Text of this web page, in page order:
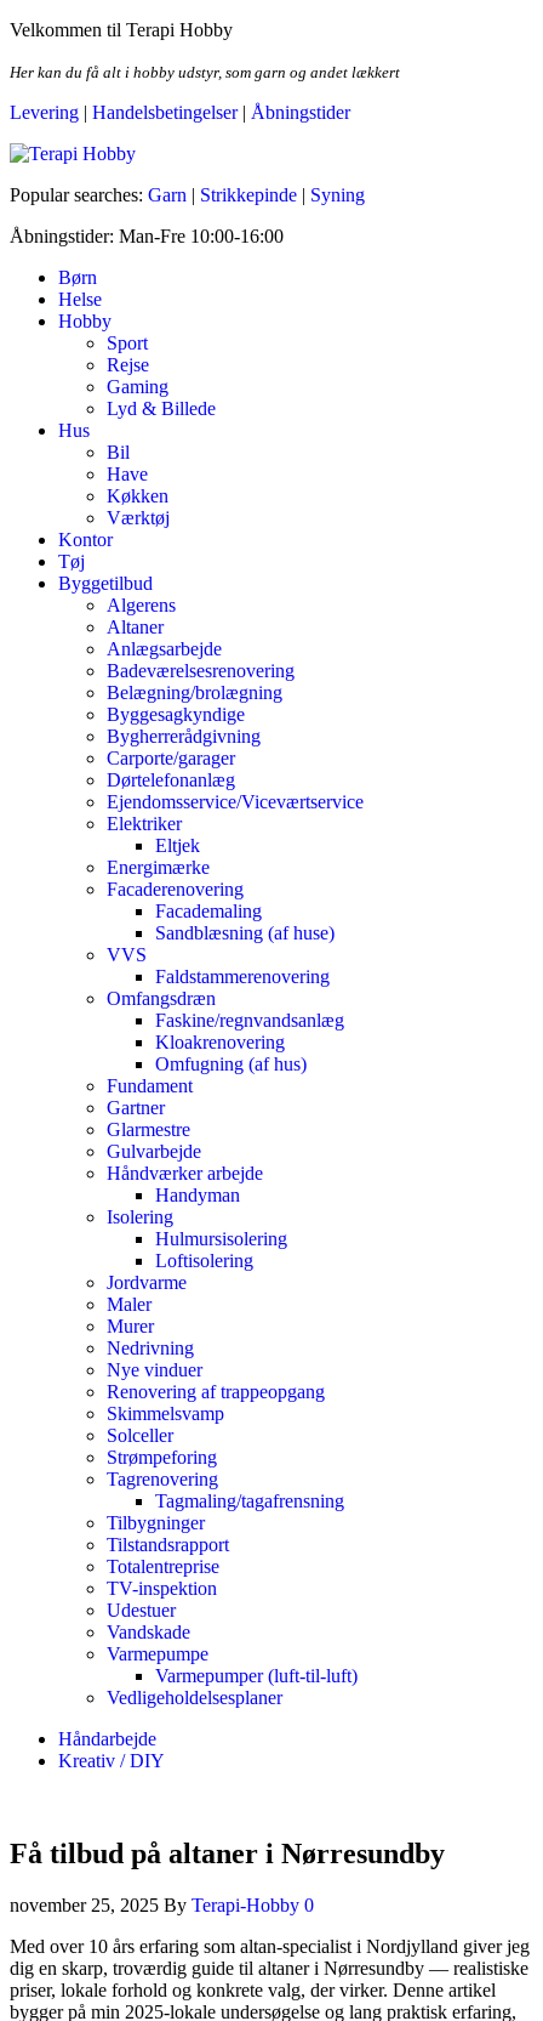
Skip
the
Velkommen til Terapi Hobby
Her kan du få alt i hobby udstyr, som garn og andet lækkert
Levering | Handelsbetingelser| Åbningstider
Terapi Hobby
Popular searches: Garn | Strikkepinde | Syning
Åbningstider: Man-Fre 10:00-16:00
Børn
Helse
Hobby
Sport
Rejse
Gaming
Lyd & Billede
Hus
Bil
Have
Køkken
Værktøj
Kontor
Tøj
Byggetilbud
Algerens
Altaner
Anlægsarbejde
Badeværelsesrenovering
Belægning/brolægning
Byggesagkyndige
Bygherrerådgivning
Carporte/garager
Dørtelefonanlæg
Ejendomsservice/Viceværtservice
Elektriker
Eltjek
Energimærke
Facaderenovering
Facademaling
Sandblæsning (af huse)
VVS
Faldstammerenovering
Omfangsdræn
Faskine/regnvandsanlæg
Kloakrenovering
Omfugning (af hus)
Fundament
Gartner
Glarmestre
Gulvarbejde
Håndværker arbejde
Handyman
Isolering
Hulmursisolering
Loftisolering
Jordvarme
Maler
Murer
Nedrivning
Nye vinduer
Renovering af trappeopgang
Skimmelsvamp
Solceller
Strømpeforing
Tagrenovering
Tagmaling/tagafrensning
Tilbygninger
Tilstandsrapport
Totalentreprise
TV-inspektion
Udestuer
Vandskade
Varmepumpe
Varmepumper (luft-til-luft)
Vedligeholdelsesplaner
Håndarbejde
Kreativ / DIY
Få tilbud på altaner i Nørresundby
november 25, 2025 By Terapi-Hobby 0
Med over 10 års erfaring som altan-specialist i Nordjylland giver jeg
dig en skarp, troværdig guide til altaner i Nørresundby — realistiske
priser, lokale forhold og konkrete valg, der virker. Denne artikel
bygger på min 2025-lokale undersøgelse og lang praktisk erfaring,